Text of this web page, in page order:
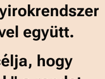
együtt.
hogy